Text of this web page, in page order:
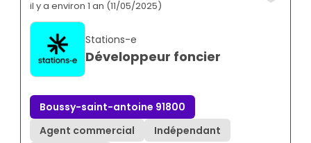
il y a environ 1 an (11/05/2025)
Stations-e
Développeur foncier
Boussy-saint-antoine 91800
Agent commercial
Indépendant